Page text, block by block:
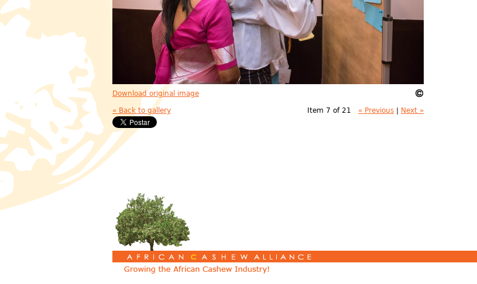
Download original image
« Back to gallery Item 7 of 21 « Previous | Next »